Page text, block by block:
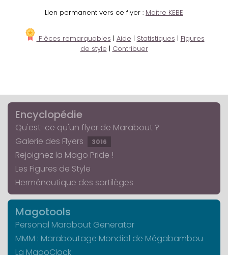
Lien permanent vers ce flyer : Maître KEBE
Pièces remarquables | Aide | Statistiques | Figures
de style | Contribuer
Encyclopédie
Qu'est-ce qu'un flyer de Marabout ?
Galerie des Flyers
3016
Rejoignez la Mago Pride !
Les Figures de Style
Herméneutique des sortilèges
Magotools
Personal Marabout Generator
MMM : Maraboutage Mondial de Mégabambou
La MagoClock